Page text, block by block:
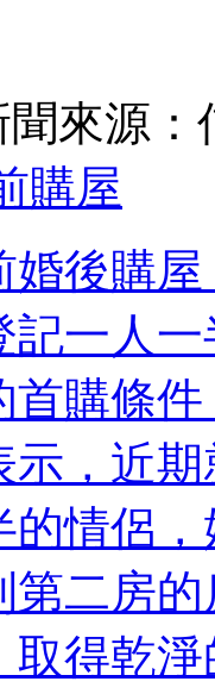
聞來源：
購屋
婚後購
記一人
首購條
示，近
的情侶
第二房
取得乾